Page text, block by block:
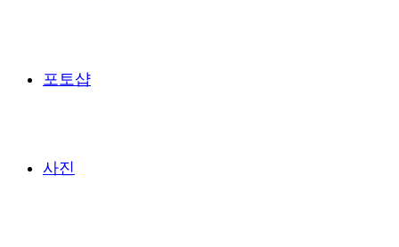
포토샵
사진